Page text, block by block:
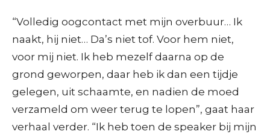
“Volledig oogcontact met mijn overbuur… Ik
naakt, hij niet… Da’s niet tof. Voor hem niet,
voor mij niet. Ik heb mezelf daarna op de
grond geworpen, daar heb ik dan een tijdje
gelegen, uit schaamte, en nadien de moed
verzameld om weer terug te lopen”, gaat haar
verhaal verder. “Ik heb toen de speaker bij mijn